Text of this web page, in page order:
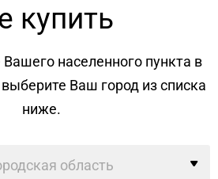
купить
населенного пункта в
Ваш город из списка
ниже.
область